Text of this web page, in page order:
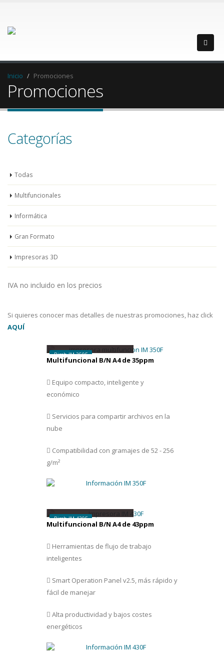
Inicio Promociones
Promociones
Categorías
Todas
Multifuncionales
Informática
Gran Formato
Impresoras 3D
IVA no incluido en los precios
Si quieres conocer mas detalles de nuestras promociones, haz click
AQUÍ
Ricoh IM 350F
Multifuncional B/N A4 de 35ppm
Equipo compacto, inteligente y
económico
Servicios para compartir archivos en la
nube
Compatibilidad con gramajes de 52 - 256
g/m²
Ricoh IM 430F
Multifuncional B/N A4 de 43ppm
Herramientas de flujo de trabajo
inteligentes
Smart Operation Panel v2.5, más rápido y
fácil de manejar
Alta productividad y bajos costes
energéticos